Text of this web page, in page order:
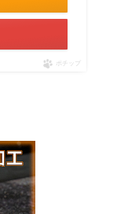
ポチップ